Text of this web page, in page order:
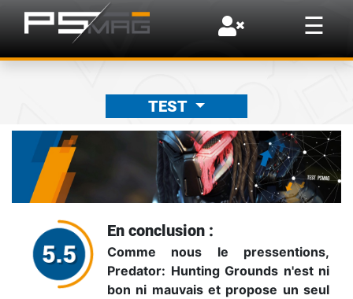
☰
×
TEST
En conclusion :
Comme nous le pressentions,
Predator: Hunting Grounds n'est ni
bon ni mauvais et propose un seul